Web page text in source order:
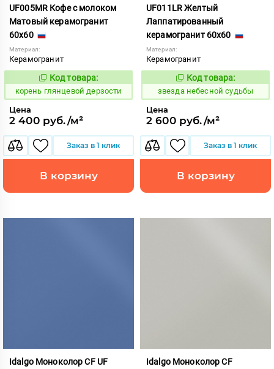
UF005MR Кофе с молоком
Матовый керамогранит
60x60
Материал:
Керамогранит
783520
Код товара:
корень глянцевой дерзости
Цена
2 400 руб./м²
Заказ в 1 клик
В корзину
UF011LR Желтый
Лаппатированный
керамогранит 60x60
Материал:
Керамогранит
445474
Код товара:
звезда небесной судьбы
Цена
2 600 руб./м²
Заказ в 1 клик
В корзину
Idalgo Моноколор CF UF Idalgo Моноколор CF